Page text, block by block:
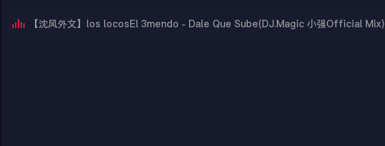
【沈风外文】los locosEl 3mendo - Dale Que Sube(DJ.Magic 小强Official Mix)